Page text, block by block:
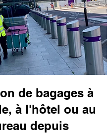
de bagages à
à l'hôtel ou au
depuis